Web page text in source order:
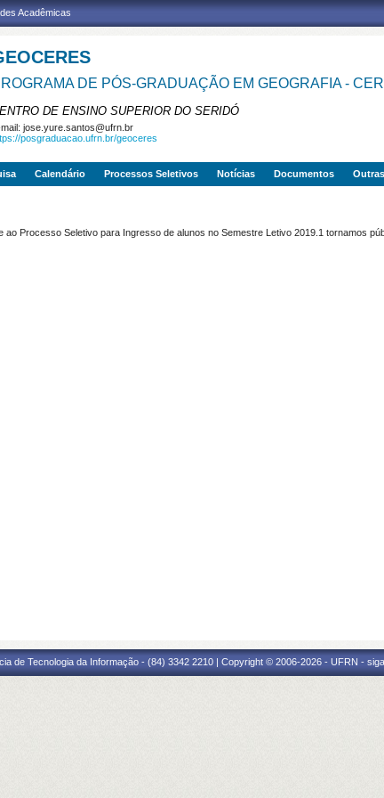
Acadêmicas
DE PÓS-GRADUAÇÃO EM GEOGRAFIA -
DE ENSINO SUPERIOR DO SERIDÓ
jose.yure.santos@ufrn.br
posgraduacao.ufrn.br/geoceres
Calendário Processos Seletivos Notícias Documentos
ao Processo Seletivo para Ingresso de alunos no Semestre Letivo 2019.1 tornamos
de Tecnologia da Informação - (84) 3342 2210 | Copyright © 2006-2026 - UFRN -